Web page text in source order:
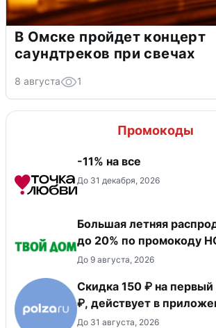
В Омске пройдет концерт
саундтреков при свечах
8 августа 1
Промокоды
-11% на все
До 31 декабря, 2026
Большая летняя
до 20% по промокоду
До 9 августа, 2026
Скидка 150 ₽ на первый
₽, действует в
До 31 августа, 2026